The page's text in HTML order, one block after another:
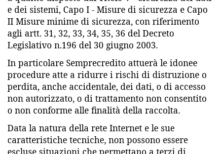
e dei sistemi, Capo I - Misure di sicurezza e Capo
II Misure minime di sicurezza, con riferimento
agli artt. 31, 32, 33, 34, 35, 36 del Decreto
Legislativo n.196 del 30 giugno 2003.
In particolare Semprecredito attuerà le idonee
procedure atte a ridurre i rischi di distruzione o
perdita, anche accidentale, dei dati, o di accesso
non autorizzato, o di trattamento non consentito
o non conforme alle finalità della raccolta.
Data la natura della rete Internet e le sue
caratteristiche tecniche, non possono essere
escluse situazioni che permettano a terzi di